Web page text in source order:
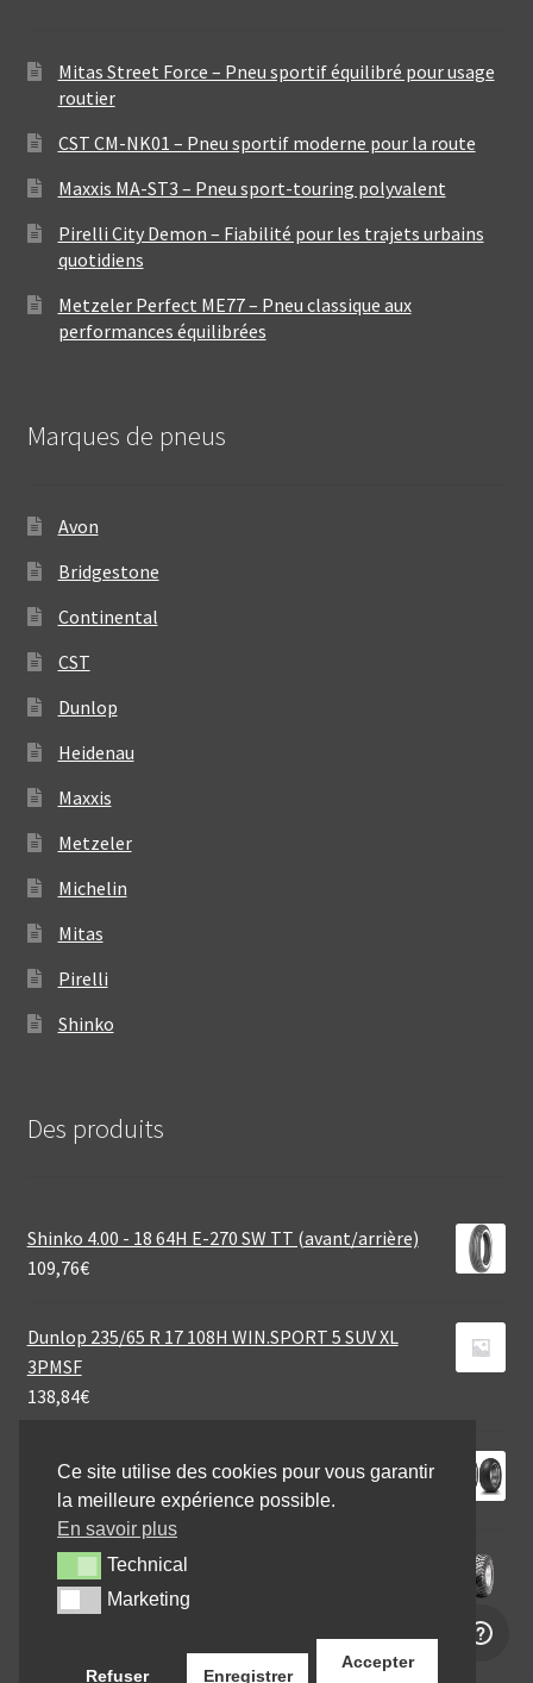
Mitas Street Force – Pneu sportif équilibré pour usage
routier
CST CM-NK01 – Pneu sportif moderne pour la route
Maxxis MA-ST3 – Pneu sport-touring polyvalent
Pirelli City Demon – Fiabilité pour les trajets urbains
quotidiens
Metzeler Perfect ME77 – Pneu classique aux
performances équilibrées
Marques de pneus
Avon
Bridgestone
Continental
CST
Dunlop
Heidenau
Maxxis
Metzeler
Michelin
Mitas
Pirelli
Shinko
Des produits
Shinko 4.00 - 18 64H E-270 SW TT (avant/arrière)
109,76€
Dunlop 235/65 R 17 108H WIN.SPORT 5 SUV XL
3PMSF
138,84€
Dunlop D 423 130/70 R 18 63V TL (avant)
177,41€
CST 22X11 - 10 47N C-828 6PR
69,60€
Ce site utilise des cookies pour vous garantir
la meilleure expérience possible.
En savoir plus
TechnicalTechnical
MarketingMarketing
Refuser Enregistrer
Accepter